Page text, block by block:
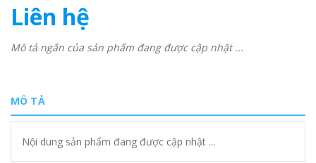
Liên hệ
Mô tả ngắn của sản phẩm đang được cập nhật ...
MÔ TẢ
Nội dung sản phẩm đang được cập nhật ...